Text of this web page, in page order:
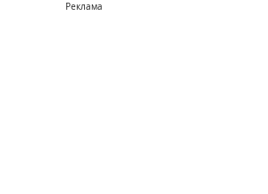
Реклама